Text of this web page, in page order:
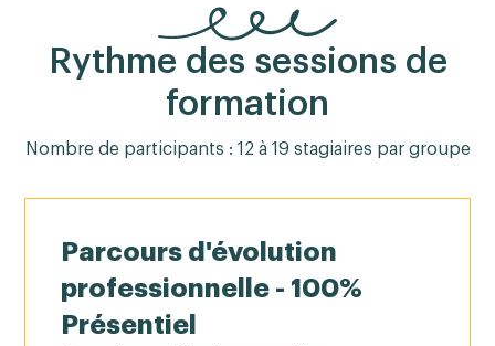
Rythme des sessions de
formation
Nombre de participants : 12 à 19 stagiaires par groupe
Parcours d'évolution
professionnelle - 100%
Présentiel